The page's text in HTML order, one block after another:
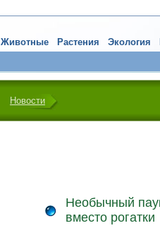
Животные Растения Экология
Новости
Необычный
вместо рогатки